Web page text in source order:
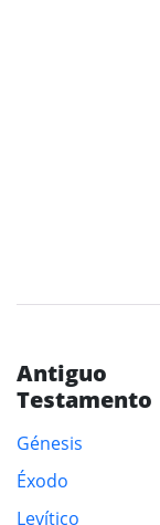
Antiguo
Testamento
Génesis
Éxodo
Levítico